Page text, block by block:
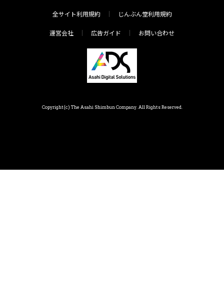
全サイト利用規約 じんぶん堂利用規約
運営会社 広告ガイド お問い合わせ
Copyright(c) The Asahi Shimbun Company. All Rights Reserved.